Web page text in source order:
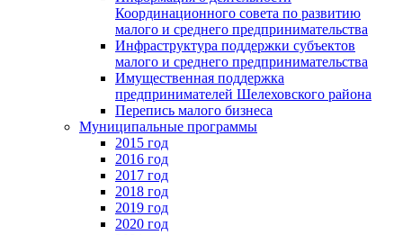
Координационного совета по развитию
малого и среднего предпринимательства
Инфраструктура поддержки субъектов
малого и среднего предпринимательства
Имущественная поддержка
предпринимателей Шелеховского района
Перепись малого бизнеса
Муниципальные программы
2015 год
2016 год
2017 год
2018 год
2019 год
2020 год